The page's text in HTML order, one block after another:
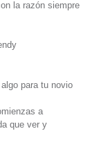
la razón siempre
para tu novio
a
que ver y